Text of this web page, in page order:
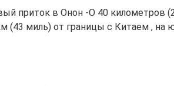
приток в Онон -О 40 километров
(43 миль) от границы с Китаем , на